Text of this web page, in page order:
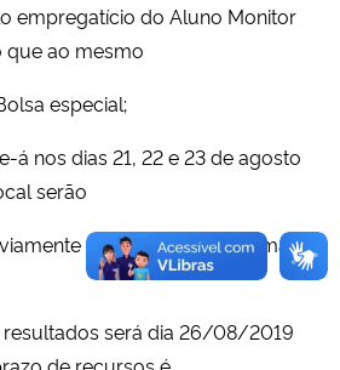
empregatício do Aluno Monitor
que ao mesmo
especial;
á nos dias 21, 22 e 23 de agosto
serão
as datas citadas acima
será dia 26/08/2019
de recursos é